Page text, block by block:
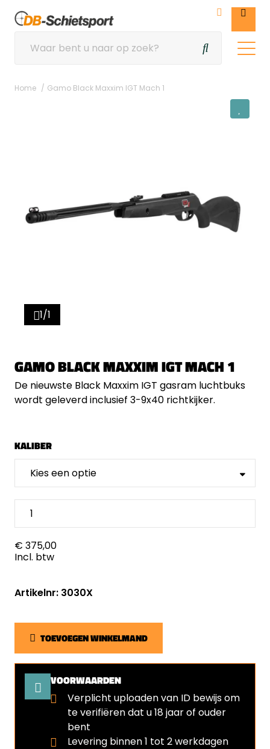
Home Gamo Black Maxxim IGT Mach 1
1/1
GAMO BLACK MAXXIM IGT MACH 1
De nieuwste Black Maxxim IGT gasram luchtbuks
wordt geleverd inclusief 3-9x40 richtkijker.
KALIBER
€ 375,00
Incl. btw
Artikelnr: 3030X
TOEVOEGEN WINKELMAND
VOORWAARDEN
Verplicht uploaden van ID bewijs om
te verifiëren dat u 18 jaar of ouder
bent
⁠Levering binnen 1 tot 2 werkdagen